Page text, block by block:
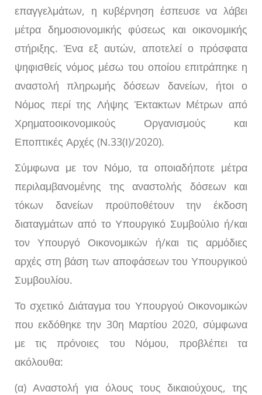
επαγγελμάτων, η κυβέρνηση έσπευσε να λάβει
μέτρα δημοσιονομικής φύσεως και οικονομικής
στήριξης. Ένα εξ αυτών, αποτελεί ο πρόσφατα
ψηφισθείς νόμος μέσω του οποίου επιτράπηκε η
αναστολή πληρωμής δόσεων δανείων, ήτοι ο
Νόμος περί της Λήψης Έκτακτων Μέτρων από
Χρηματοοικονομικούς Οργανισμούς και
Εποπτικές Αρχές (Ν.33(Ι)/2020).
Σύμφωνα με τον Νόμο, τα οποιαδήποτε μέτρα
περιλαμβανομένης της αναστολής δόσεων και
τόκων δανείων προϋποθέτουν την έκδοση
διαταγμάτων από το Υπουργικό Συμβούλιο ή/και
τον Υπουργό Οικονομικών ή/και τις αρμόδιες
αρχές στη βάση των αποφάσεων του Υπουργικού
Συμβουλίου.
Το σχετικό Διάταγμα του Υπουργού Οικονομικών
που εκδόθηκε την 30η Μαρτίου 2020, σύμφωνα
με τις πρόνοιες του Νόμου, προβλέπει τα
ακόλουθα:
(α) Αναστολή για όλους τους δικαιούχους, της